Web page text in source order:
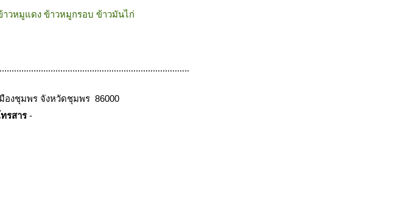
วหมูแดง ข้าวหมูกรอบ ข้าวมันไก่
องชุมพร จังหวัดชุมพร 86000
รสาร-